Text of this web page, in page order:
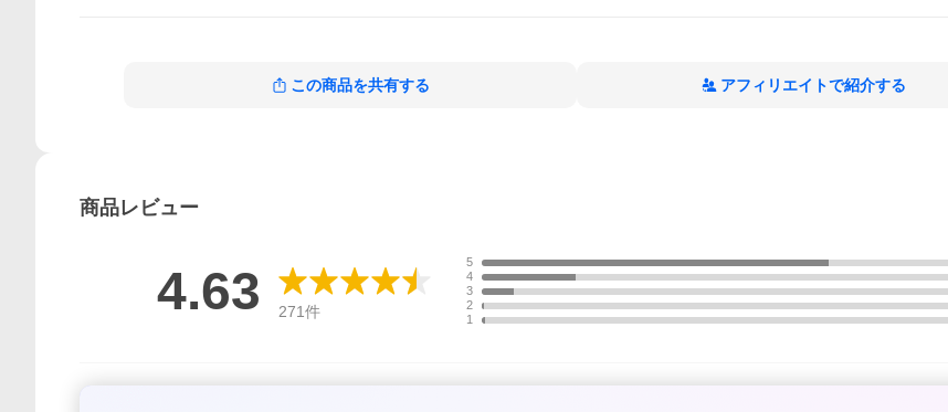
この商品を共有する アフィリエイトで紹介する
商品レビュー
4.63 271件
5
4
3
2
1